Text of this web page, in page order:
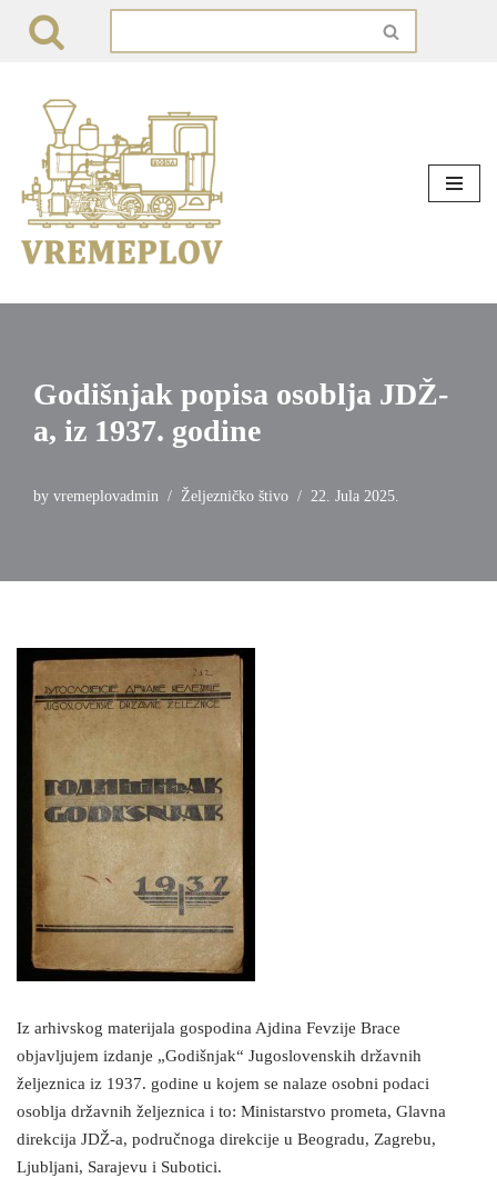
content
Godišnjak popisa osoblja JDŽ-
a, iz 1937. godine
by vremeplovadmin Željezničko štivo 22. Jula 2025.
Iz arhivskog materijala gospodina Ajdina Fevzije Brace
objavljujem izdanje „Godišnjak“ Jugoslovenskih državnih
željeznica iz 1937. godine u kojem se nalaze osobni podaci
osoblja državnih željeznica i to: Ministarstvo prometa, Glavna
direkcija JDŽ-a, područnoga direkcije u Beogradu, Zagrebu,
Ljubljani, Sarajevu i Subotici.